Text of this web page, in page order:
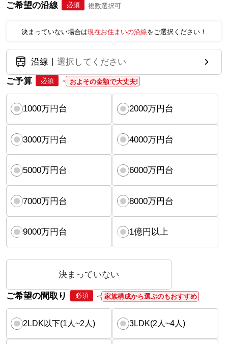
ご希望の沿線
必須 複数選択可
決まっていない場合は現在お住まいの沿線をご選択ください！
沿線
選択してください
ご予算
必須 およその金額で大丈夫!
1000万円台 2000万円台
3000万円台 4000万円台
5000万円台 6000万円台
7000万円台 8000万円台
9000万円台 1億円以上
決まっていない
ご希望の間取り 必須 家族構成から選ぶのもおすすめ
2LDK以下(1人~2人) 3LDK(2人~4人)